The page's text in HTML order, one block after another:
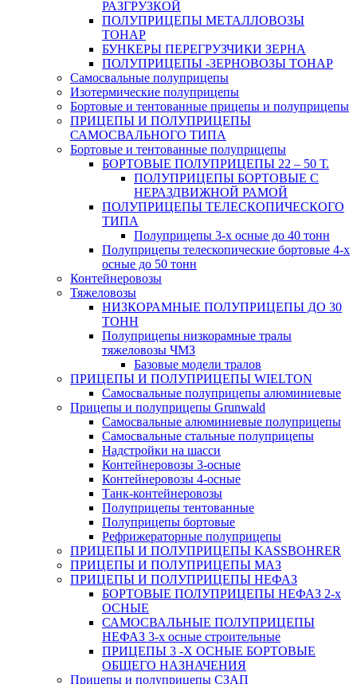
РАЗГРУЗКОЙ
ПОЛУПРИЦЕПЫ МЕТАЛЛОВОЗЫ
ТОНАР
БУНКЕРЫ ПЕРЕГРУЗЧИКИ ЗЕРНА
ПОЛУПРИЦЕПЫ -ЗЕРНОВОЗЫ ТОНАР
Самосвальные полуприцепы
Изотермические полуприцепы
Бортовые и тентованные прицепы и полуприцепы
ПРИЦЕПЫ И ПОЛУПРИЦЕПЫ
САМОСВАЛЬНОГО ТИПА
Бортовые и тентованные полуприцепы
БОРТОВЫЕ ПОЛУПРИЦЕПЫ 22 – 50 Т.
ПОЛУПРИЦЕПЫ БОРТОВЫЕ С
НЕРАЗДВИЖНОЙ РАМОЙ
ПОЛУПРИЦЕПЫ ТЕЛЕСКОПИЧЕСКОГО
ТИПА
Полуприцепы 3-х осные до 40 тонн
Полуприцепы телескопические бортовые 4-х
осные до 50 тонн
Контейнеровозы
Тяжеловозы
НИЗКОРАМНЫЕ ПОЛУПРИЦЕПЫ ДО 30
ТОНН
Полуприцепы низкорамные тралы
тяжеловозы ЧМЗ
Базовые модели тралов
ПРИЦЕПЫ И ПОЛУПРИЦЕПЫ WIELTON
Самосвальные полуприцепы алюминиевые
Прицепы и полуприцепы Grunwald
Самосвальные алюминиевые полуприцепы
Самосвальные стальные полуприцепы
Надстройки на шасси
Контейнеровозы 3-осные
Контейнеровозы 4-осные
Танк-контейнеровозы
Полуприцепы тентованные
Полуприцепы бортовые
Рефрижераторные полуприцепы
ПРИЦЕПЫ И ПОЛУПРИЦЕПЫ KASSBOHRER
ПРИЦЕПЫ И ПОЛУПРИЦЕПЫ МАЗ
ПРИЦЕПЫ И ПОЛУПРИЦЕПЫ НЕФАЗ
БОРТОВЫЕ ПОЛУПРИЦЕПЫ НЕФАЗ 2-х
ОСНЫЕ
САМОСВАЛЬНЫЕ ПОЛУПРИЦЕПЫ
НЕФАЗ 3-х осные строительные
ПРИЦЕПЫ 3 -Х ОСНЫЕ БОРТОВЫЕ
ОБЩЕГО НАЗНАЧЕНИЯ
Прицепы и полуприцепы СЗАП